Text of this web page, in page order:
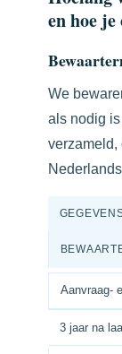
en hoe
We
als nodig
verzameld,
Aanvraag-
3 jaar na